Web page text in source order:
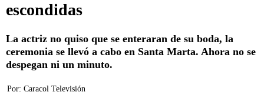
escondidas
La actriz no quiso que se enteraran de su boda, la
ceremonia se llevó a cabo en Santa Marta. Ahora no se
despegan ni un minuto.
Por: Caracol Televisión